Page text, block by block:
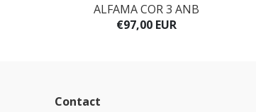
ALFAMA COR 3 ANB
€97,00 EUR
Contact